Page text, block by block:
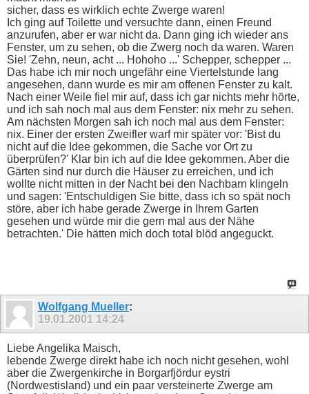
sicher, dass es wirklich echte Zwerge waren!
Ich ging auf Toilette und versuchte dann, einen Freund
anzurufen, aber er war nicht da. Dann ging ich wieder ans
Fenster, um zu sehen, ob die Zwerg noch da waren. Waren
Sie! 'Zehn, neun, acht ... Hohoho ...' Schepper, schepper ...
Das habe ich mir noch ungefähr eine Viertelstunde lang
angesehen, dann wurde es mir am offenen Fenster zu kalt.
Nach einer Weile fiel mir auf, dass ich gar nichts mehr hörte,
und ich sah noch mal aus dem Fenster: nix mehr zu sehen.
Am nächsten Morgen sah ich noch mal aus dem Fenster:
nix. Einer der ersten Zweifler warf mir später vor: 'Bist du
nicht auf die Idee gekommen, die Sache vor Ort zu
überprüfen?' Klar bin ich auf die Idee gekommen. Aber die
Gärten sind nur durch die Häuser zu erreichen, und ich
wollte nicht mitten in der Nacht bei den Nachbarn klingeln
und sagen: 'Entschuldigen Sie bitte, dass ich so spät noch
störe, aber ich habe gerade Zwerge in Ihrem Garten
gesehen und würde mir die gern mal aus der Nähe
betrachten.' Die hätten mich doch total blöd angeguckt.
Wolfgang Mueller:
19.01.2001 14:24
Liebe Angelika Maisch,
lebende Zwerge direkt habe ich noch nicht gesehen, wohl
aber die Zwergenkirche in Borgarfjördur eystri
(Nordwestisland) und ein paar versteinerte Zwerge am